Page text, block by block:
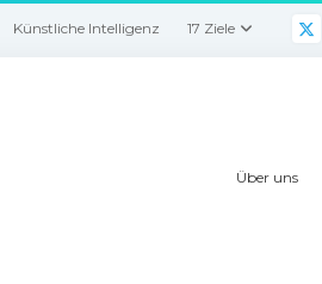
Künstliche Intelligenz 17 Ziele
Über uns